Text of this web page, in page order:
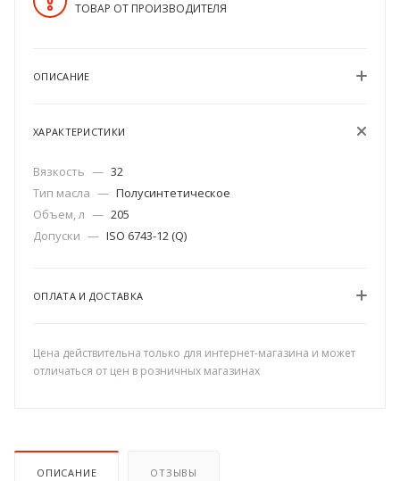
ТОВАР ОТ ПРОИЗВОДИТЕЛЯ
ОПИСАНИЕ
ХАРАКТЕРИСТИКИ
Вязкость — 32
Тип масла — Полусинтетическое
Объем, л — 205
Допуски — ISO 6743-12 (Q)
ОПЛАТА И ДОСТАВКА
Цена действительна только для интернет-магазина и может
отличаться от цен в розничных магазинах
ОПИСАНИЕ ОТЗЫВЫ